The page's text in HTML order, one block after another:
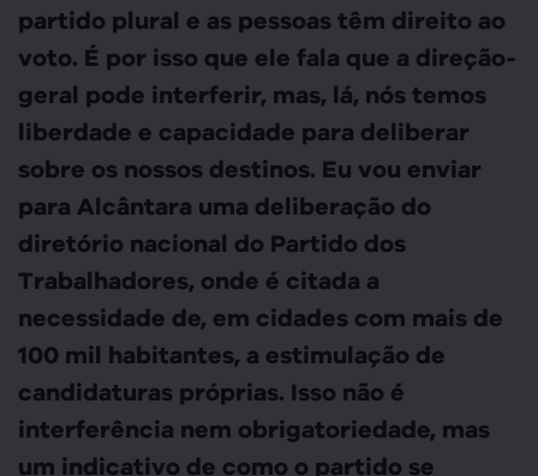
partido plural e as pessoas têm direito ao
voto. É por isso que ele fala que a direção-
geral pode interferir, mas, lá, nós temos
liberdade e capacidade para deliberar
sobre os nossos destinos. Eu vou enviar
para Alcântara uma deliberação do
diretório nacional do Partido dos
Trabalhadores, onde é citada a
necessidade de, em cidades com mais de
100 mil habitantes, a estimulação de
candidaturas próprias. Isso não é
interferência nem obrigatoriedade, mas
um indicativo de como o partido se